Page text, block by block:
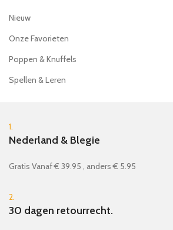
Nieuw
Onze Favorieten
Poppen & Knuffels
Spellen & Leren
1.
Nederland & Blegie
Gratis Vanaf € 39.95 , anders € 5.95
2.
30 dagen retourrecht.